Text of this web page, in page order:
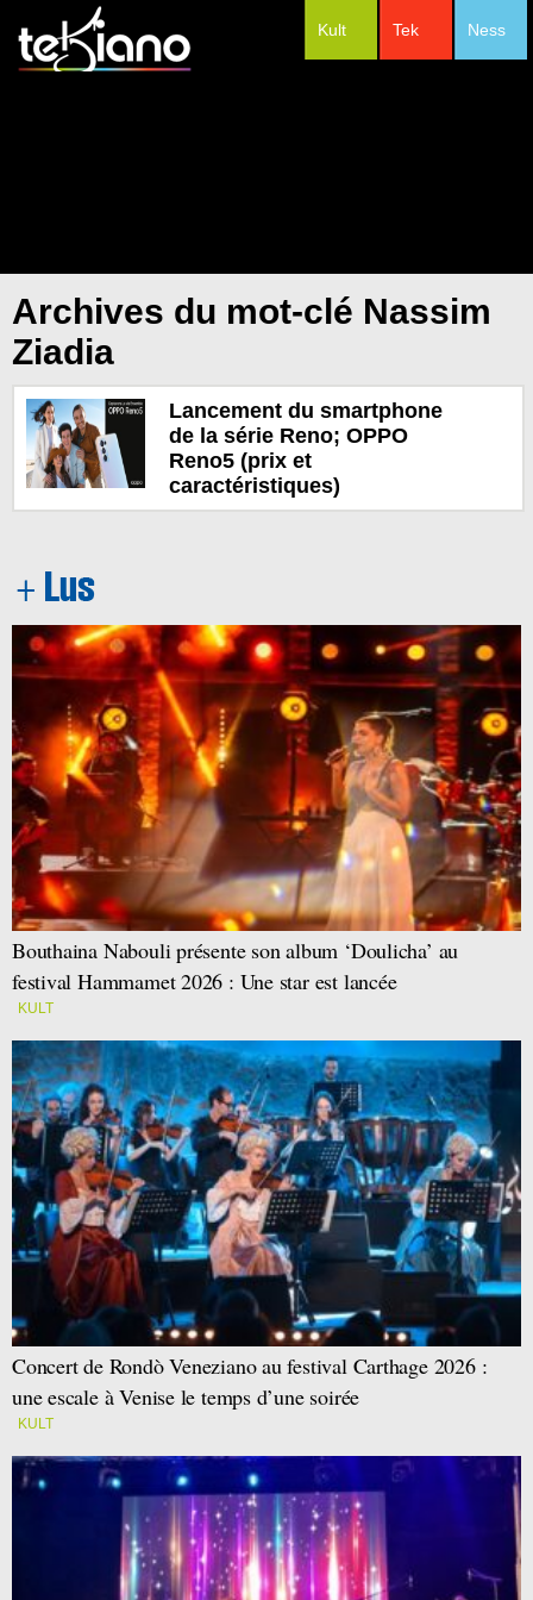
Ness
Tek
Kult
Archives du mot-clé Nassim
Ziadia
Lancement du smartphone
de la série Reno; OPPO
Reno5 (prix et
caractéristiques)
Bouthaina Nabouli présente son album ‘Doulicha’ au
festival Hammamet 2026 : Une star est lancée
KULT
Concert de Rondò Veneziano au festival Carthage 2026 :
une escale à Venise le temps d’une soirée
KULT